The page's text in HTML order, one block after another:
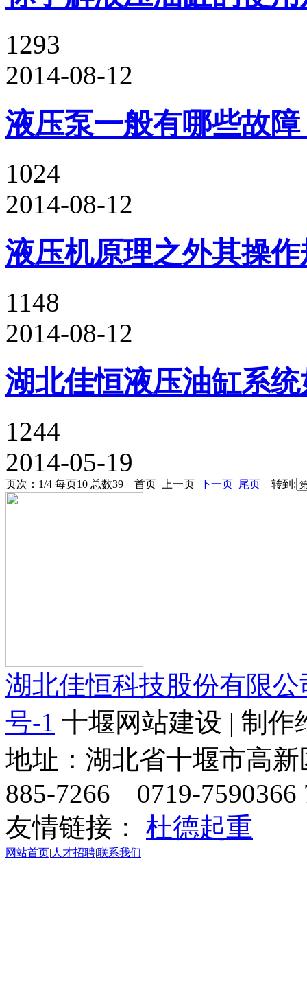
1293
2014-08-12
液压泵一般有哪些故
1024
2014-08-12
液压机原理之外其操
1148
2014-08-12
湖北佳恒液压油缸系
1244
2014-05-19
页次：1/4 每页10 总数39 首页 上一页 下一页 尾页 转到:
湖北佳恒科技股份有限公
号-1 十堰网站建设 | 制作
地址：湖北省十堰市高
885-7266 0719-7590366
友情链接： 杜德起重
网站首页| 人才招聘|联系我们